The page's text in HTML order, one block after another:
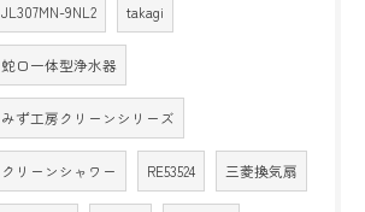
JL307MN-9NL2 takagi
蛇口一体型浄水器
みず工房クリーンシリーズ
クリーンシャワー RE53524 三菱換気扇